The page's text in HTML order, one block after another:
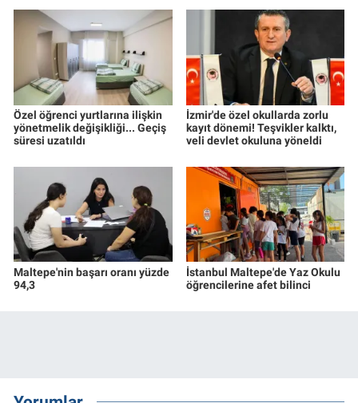
Özel öğrenci yurtlarına ilişkin
yönetmelik değişikliği... Geçiş
süresi uzatıldı
İzmir'de özel okullarda zorlu
kayıt dönemi! Teşvikler kalktı,
veli devlet okuluna yöneldi
Maltepe'nin başarı oranı yüzde
94,3
İstanbul Maltepe'de Yaz Okulu
öğrencilerine afet bilinci